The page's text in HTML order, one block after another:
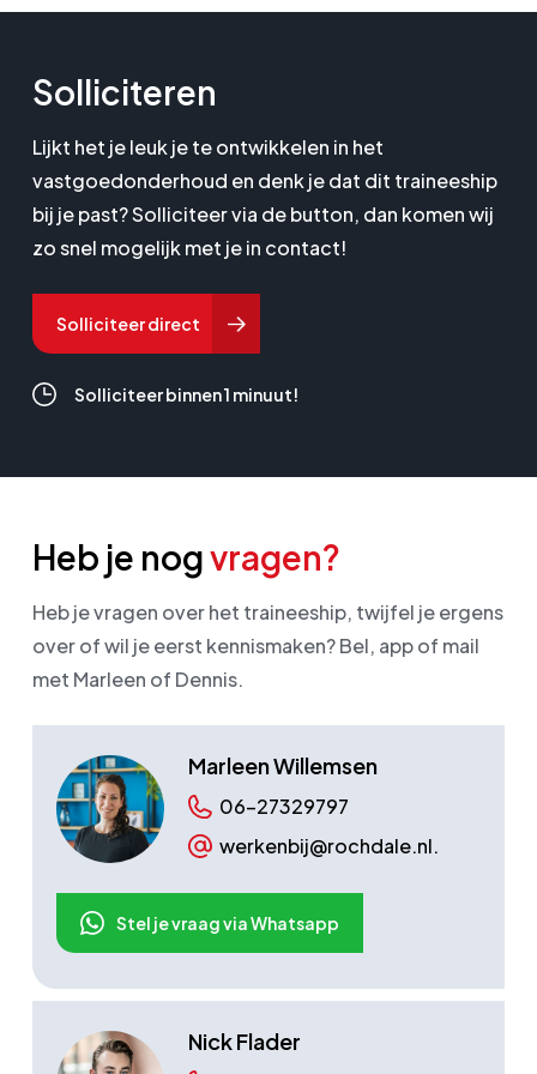
woningen. Elke ochtend worden zo’n 80.000
gezellige buurt of in een buurt met de nodige
uitdagingen. En elke dag zetten wij, de vijfhonderd
medewerkers van Rochdale, ons in voor onze
buurten en voor de mensen die er wonen.
Solliciteren
Lijkt het je leuk je te ontwikkelen in het
vastgoedonderhoud en denk je dat dit traineeship
bij je past? Solliciteer via de button, dan komen wij
zo snel mogelijk met je in contact!
Solliciteer direct
Solliciteer binnen 1 minuut!
Heb je nogvragen?
Heb je vragen over het traineeship, twijfel je ergens
over of wil je eerst kennismaken? Bel, app of mail
met Marleen of Dennis.
Marleen Willemsen
06-27329797
werkenbij@rochdale.nl.
Stel je vraag via Whatsapp
Nick Flader